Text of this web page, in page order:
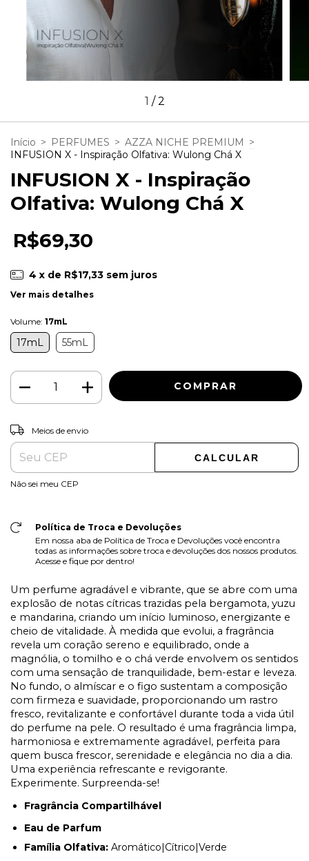
1 /2
Início > PERFUMES > AZZA NICHE PREMIUM >
INFUSION X - Inspiração Olfativa: Wulong Chá X
INFUSION X - Inspiração
Olfativa: Wulong Chá X
R$69,30
4 x de R$17,33 sem juros
Ver mais detalhes
Volume: 17mL
17mL 55mL
Entregas para o CEP:
Meios de envio
CALCULAR
Não sei meu CEP
Política de Troca e Devoluções
Em nossa aba de Política de Troca e Devoluções você encontra
todas as informações sobre troca e devoluções dos nossos produtos.
Acesse e fique por dentro!
Um perfume agradável e vibrante, que se abre com uma
explosão de notas cítricas trazidas pela bergamota, yuzu
e mandarina, criando um início luminoso, energizante e
cheio de vitalidade. À medida que evolui, a fragrância
revela um coração sereno e equilibrado, onde a
magnólia, o tomilho e o chá verde envolvem os sentidos
com uma sensação de tranquilidade, bem-estar e leveza.
No fundo, o almíscar e o figo sustentam a composição
com firmeza e suavidade, proporcionando um rastro
fresco, revitalizante e confortável durante toda a vida útil
do perfume na pele. O resultado é uma fragrância limpa,
harmoniosa e extremamente agradável, perfeita para
quem busca frescor, serenidade e elegância no dia a dia.
Uma experiência refrescante e revigorante.
Experimente. Surpreenda-se!
Fragrância Compartilhável
Eau de Parfum
Família Olfativa: Aromático|Cítrico|Verde